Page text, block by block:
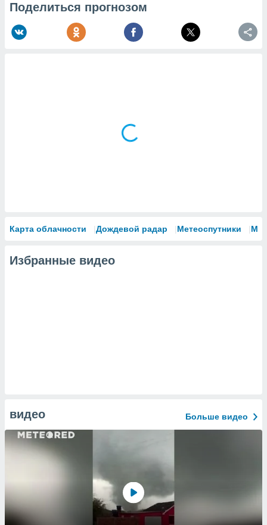
Поделиться прогнозом
Карта облачности Дождевой радар Метеоспутники
Избранные видео
видео Больше видео